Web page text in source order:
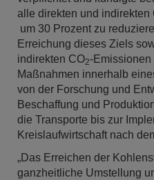
alle direkten und indirekten
um 30 Prozent zu
Erreichung dieses Ziels
indirekten CO2-Emissionen
Maßnahmen innerhalb
von der Forschung und
Beschaffung und
die Transporte bis zur
Kreislaufwirtschaft nach
„Das Erreichen der
ganzheitliche Umstellung